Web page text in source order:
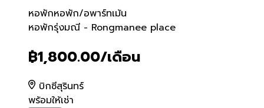
หอพักหอพัก/อพาร์ทเม้น
หอพักรุ่งมณี -
หอพักรุ่งมณี - Rongmanee place
฿1,800.00/เดือน
บิกซีสุรินทร์
พร้อมให้เช่า